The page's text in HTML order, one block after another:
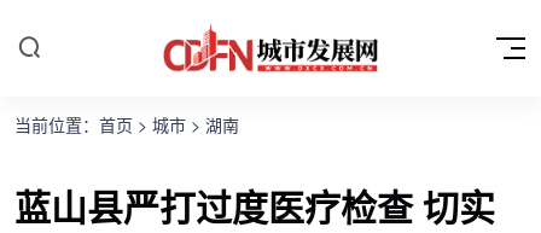
当前位置： 首页 > 城市 > 湖南
蓝山县严打过度医疗检查 切实